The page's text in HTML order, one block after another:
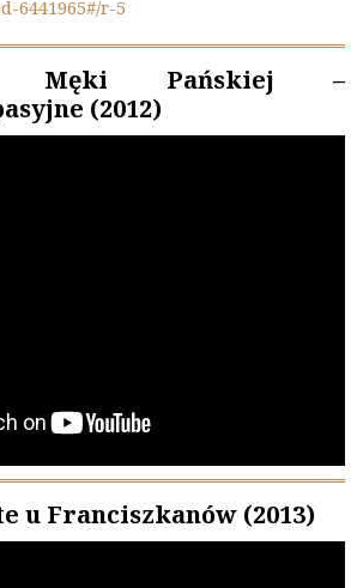
6441965#/r-5
Męki Pańskiej –
(2012)
u Franciszkanów (2013)